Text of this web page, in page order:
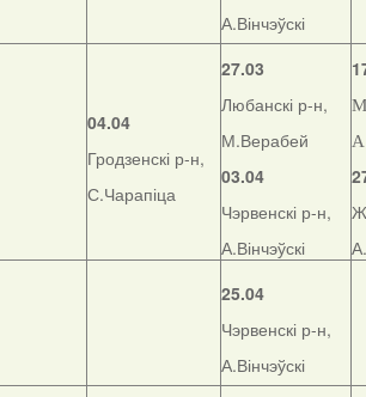
А.Вінчэўскі
04.04
Гродзенскі р-н,
С.Чарапіца
27.03
Любанскі р-н,
М.Верабей
03.04
Чэрвенскі р-н,
А.Вінчэўскі
25.04
Чэрвенскі р-н,
А.Вінчэўскі